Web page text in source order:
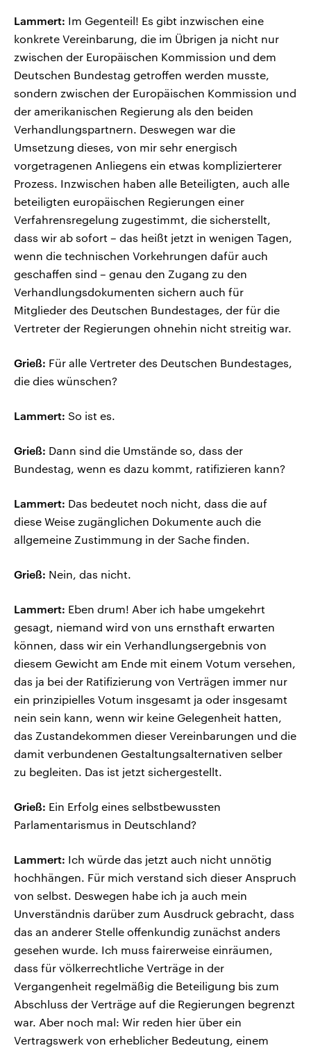
Lammert: Im Gegenteil! Es gibt inzwischen eine
konkrete Vereinbarung, die im Übrigen ja nicht nur
zwischen der Europäischen Kommission und dem
Deutschen Bundestag getroffen werden musste,
sondern zwischen der Europäischen Kommission und
der amerikanischen Regierung als den beiden
Verhandlungspartnern. Deswegen war die
Umsetzung dieses, von mir sehr energisch
vorgetragenen Anliegens ein etwas komplizierterer
Prozess. Inzwischen haben alle Beteiligten, auch alle
beteiligten europäischen Regierungen einer
Verfahrensregelung zugestimmt, die sicherstellt,
dass wir ab sofort – das heißt jetzt in wenigen Tagen,
wenn die technischen Vorkehrungen dafür auch
geschaffen sind – genau den Zugang zu den
Verhandlungsdokumenten sichern auch für
Mitglieder des Deutschen Bundestages, der für die
Vertreter der Regierungen ohnehin nicht streitig war.
Grieß: Für alle Vertreter des Deutschen Bundestages,
die dies wünschen?
Lammert: So ist es.
Grieß: Dann sind die Umstände so, dass der
Bundestag, wenn es dazu kommt, ratifizieren kann?
Lammert: Das bedeutet noch nicht, dass die auf
diese Weise zugänglichen Dokumente auch die
allgemeine Zustimmung in der Sache finden.
Grieß: Nein, das nicht.
Lammert: Eben drum! Aber ich habe umgekehrt
gesagt, niemand wird von uns ernsthaft erwarten
können, dass wir ein Verhandlungsergebnis von
diesem Gewicht am Ende mit einem Votum versehen,
das ja bei der Ratifizierung von Verträgen immer nur
ein prinzipielles Votum insgesamt ja oder insgesamt
nein sein kann, wenn wir keine Gelegenheit hatten,
das Zustandekommen dieser Vereinbarungen und die
damit verbundenen Gestaltungsalternativen selber
zu begleiten. Das ist jetzt sichergestellt.
Grieß: Ein Erfolg eines selbstbewussten
Parlamentarismus in Deutschland?
Lammert: Ich würde das jetzt auch nicht unnötig
hochhängen. Für mich verstand sich dieser Anspruch
von selbst. Deswegen habe ich ja auch mein
Unverständnis darüber zum Ausdruck gebracht, dass
das an anderer Stelle offenkundig zunächst anders
gesehen wurde. Ich muss fairerweise einräumen,
dass für völkerrechtliche Verträge in der
Vergangenheit regelmäßig die Beteiligung bis zum
Abschluss der Verträge auf die Regierungen begrenzt
war. Aber noch mal: Wir reden hier über ein
Vertragswerk von erheblicher Bedeutung, einem